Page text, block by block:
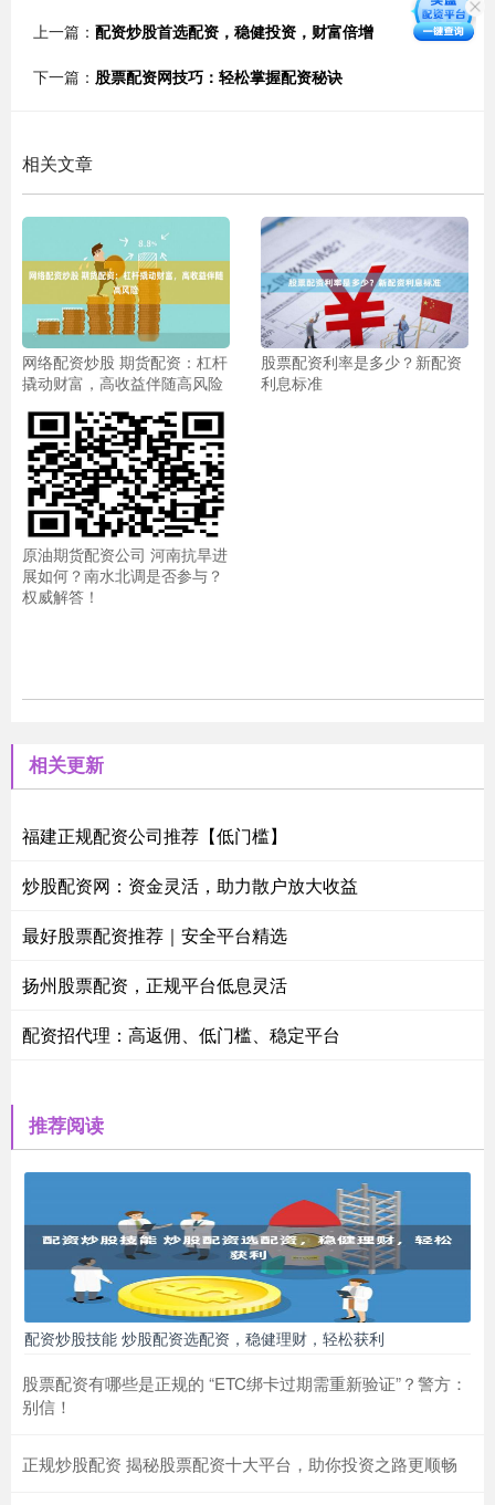
上一篇： 配资炒股首选配资，稳健投资，财富倍增
下一篇： 股票配资网技巧：轻松掌握配资秘诀
相关文章
网络配资炒股 期货配资：杠杆
撬动财富，高收益伴随高风险
股票配资利率是多少？新配资
利息标准
原油期货配资公司 河南抗旱进
展如何？南水北调是否参与？
权威解答！
相关更新
福建正规配资公司推荐【低门槛】
炒股配资网：资金灵活，助力散户放大收益
最好股票配资推荐｜安全平台精选
扬州股票配资，正规平台低息灵活
配资招代理：高返佣、低门槛、稳定平台
推荐阅读
配资炒股技能 炒股配资选配资，稳健理财，轻松获利
股票配资有哪些是正规的 “ETC绑卡过期需重新验证”？警方：
别信！
正规炒股配资 揭秘股票配资十大平台，助你投资之路更顺畅